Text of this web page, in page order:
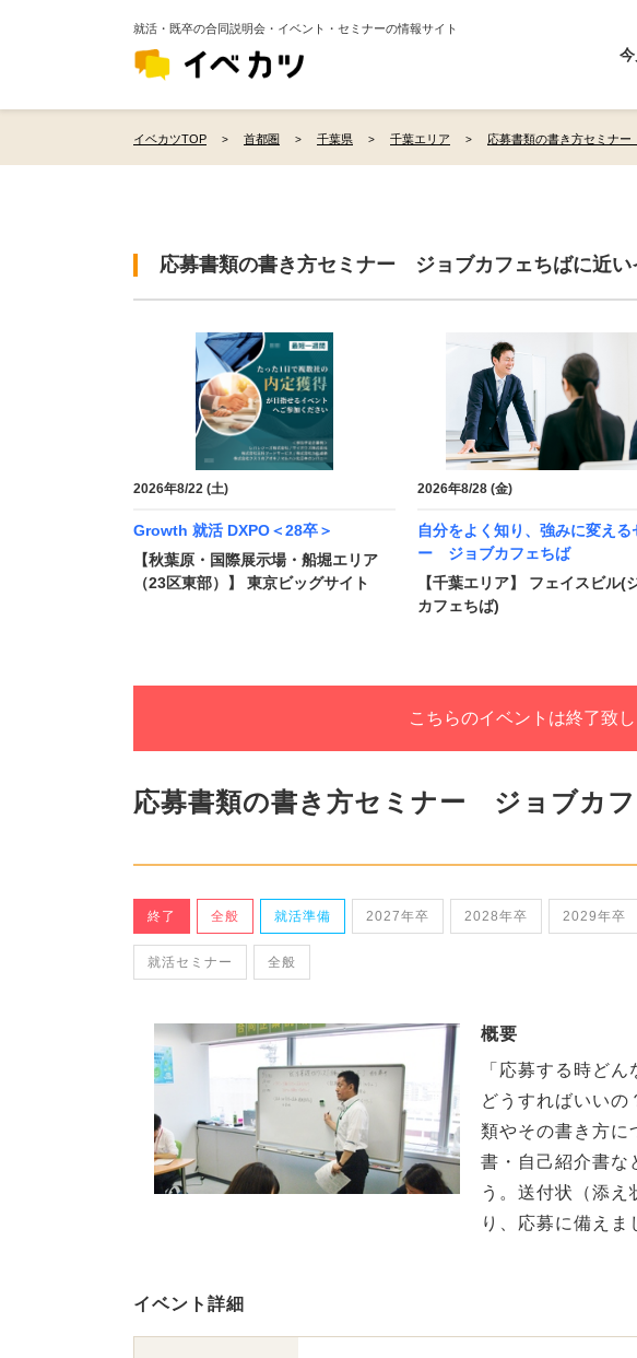
就活・既卒の合同説明会・イベント・セミナーの情報サイト
イベカツTOP 首都圏 千葉県 千葉エリア 応募書類の書き方セミナ
応募書類の書き方セミナー ジョブカフェちばに近い
2026年8/22 (土)
Growth 就活 DXPO＜28卒＞
【秋葉原・国際展示場・船堀エリア
（23区東部）】 東京ビッグサイト
2026年8/28 (金)
自分をよく知り、強みに変える
ー ジョブカフェちば
【千葉エリア】 フェイスビル(
カフェちば)
こちらのイベントは終了致
応募書類の書き方セミナー ジョブカ
終了 全般 就活準備 2027年卒 2028年卒 2029年卒
就活セミナー 全般
概要
「応募する時ど
どうすればいい
類やその書き方に
書・自己紹介書な
う。送付状（添
り、応募に備えま
イベント詳細